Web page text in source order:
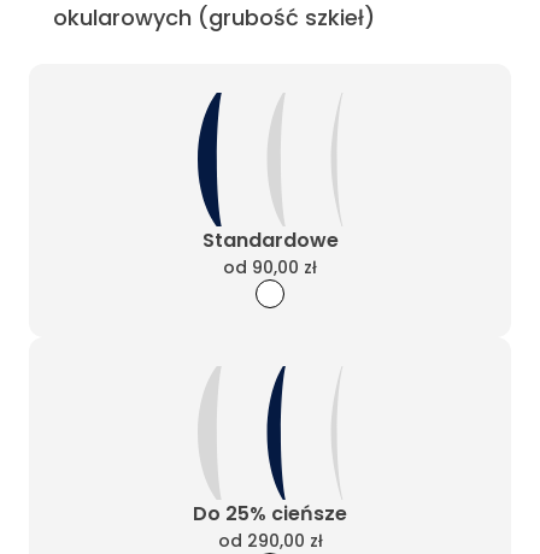
okularowych (grubość szkieł)
Standardowe
od 90,00 zł
Do 25% cieńsze
od 290,00 zł